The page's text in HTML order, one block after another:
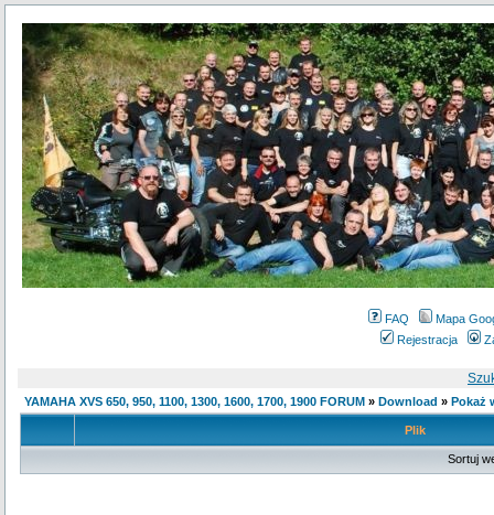
FAQ
Mapa
Rejestracja
YAMAHA XVS 650, 950, 1100, 1300, 1600, 1700, 1900 FORUM » Download » Pokaż
Plik
Sortuj